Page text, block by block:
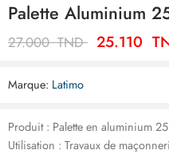
Palette Aluminium
27.000TND 25.110
Marque: Latimo
Produit : Palette en aluminium
Utilisation : Travaux de